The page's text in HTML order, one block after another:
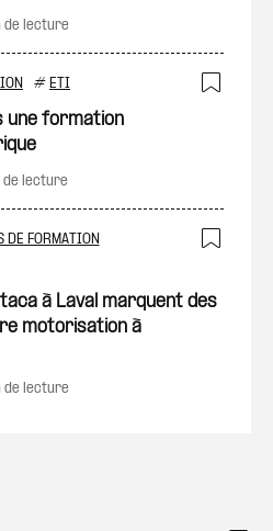
de lecture
# ETI
une formation
de lecture
DE FORMATION
à Laval marquent des
motorisation à
de lecture